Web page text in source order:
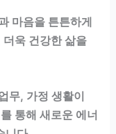
마음을 튼튼하게
욱 건강한 삶을
무, 가정 생활이
통해 새로운 에너